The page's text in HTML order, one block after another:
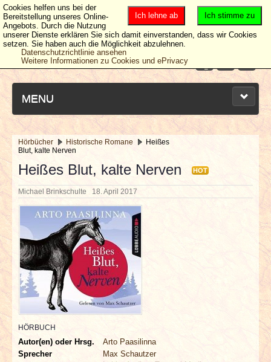
MENU
NEUESTE ARTIKEL
NEWS & DATES
BERICHTE
VERLOSUNGEN
INTERVIEWS
SPECIALS
REDAKTION
Hörbücher Historische Romane
Heißes
Blut, kalte Nerven
Heißes Blut, kalte Nerven HOT
Michael Brinkschulte 18. April 2017
HÖRBUCH
Autor(en) oder Hrsg.
Arto Paasilinna
Sprecher
Max Schautzer
Ich stimme zu
Ich lehne ab
Cookies helfen uns bei der
Bereitstellung unseres Online-
Angebots. Durch die Nutzung
unserer Dienste erklären Sie sich damit einverstanden, dass wir Cookies
setzen. Sie haben auch die Möglichkeit abzulehnen.
Datenschutzrichtlinie ansehen
Weitere Informationen zu Cookies und ePrivacy